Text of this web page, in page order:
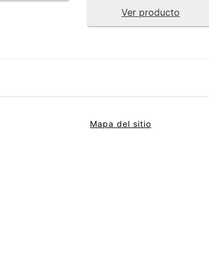
Ver producto
Mapa del sitio